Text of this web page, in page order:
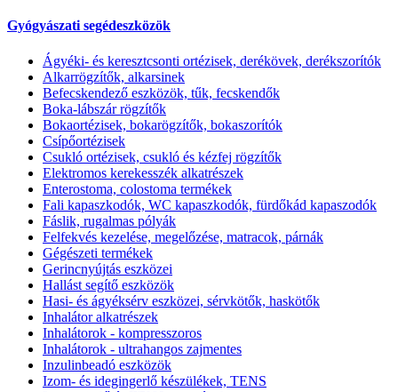
Gyógyászati segédeszközök
Ágyéki- és keresztcsonti ortézisek, derékövek, derékszorítók
Alkarrögzítők, alkarsinek
Befecskendező eszközök, tűk, fecskendők
Boka-lábszár rögzítők
Bokaortézisek, bokarögzítők, bokaszorítók
Csípőortézisek
Csukló ortézisek, csukló és kézfej rögzítők
Elektromos kerekesszék alkatrészek
Enterostoma, colostoma termékek
Fali kapaszkodók, WC kapaszkodók, fürdőkád kapaszodók
Fáslik, rugalmas pólyák
Felfekvés kezelése, megelőzése, matracok, párnák
Gégészeti termékek
Gerincnyújtás eszközei
Hallást segítő eszközök
Hasi- és ágyéksérv eszközei, sérvkötők, haskötők
Inhalátor alkatrészek
Inhalátorok - kompresszoros
Inhalátorok - ultrahangos zajmentes
Inzulinbeadó eszközök
Izom- és idegingerlő készülékek, TENS